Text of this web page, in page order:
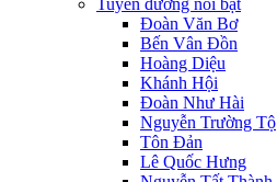
Tuyến đường nổi bật
Đoàn Văn Bơ
Bến Vân Đồn
Hoàng Diệu
Khánh Hội
Đoàn Như Hài
Nguyễn Trường Tộ
Tôn Đản
Lê Quốc Hưng